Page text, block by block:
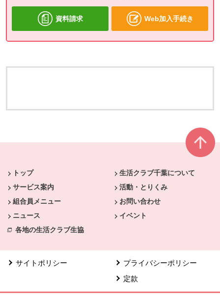
資料請求 Web加入手続き
トップ
生活クラブ千葉について
サービス案内
活動・とりくみ
組合員メニュー
お問い合わせ
ニュース
イベント
各地の生活クラブ生協
サイトポリシー
プライバシーポリシー
定款